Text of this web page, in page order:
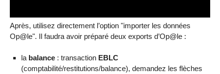
Après, utilisez directement l’option "importer les données
Op@le". Il faudra avoir préparé deux exports d’Op@le :
la balance: transaction EBLC
(comptabilité/restitutions/balance), demandez les flèches